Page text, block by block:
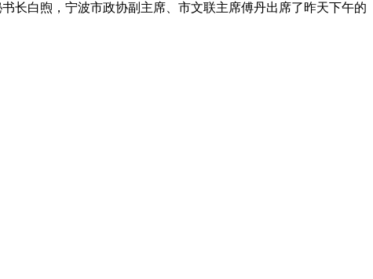
白煦，宁波市政协副主席、市文联主席傅丹出席了昨天下午的